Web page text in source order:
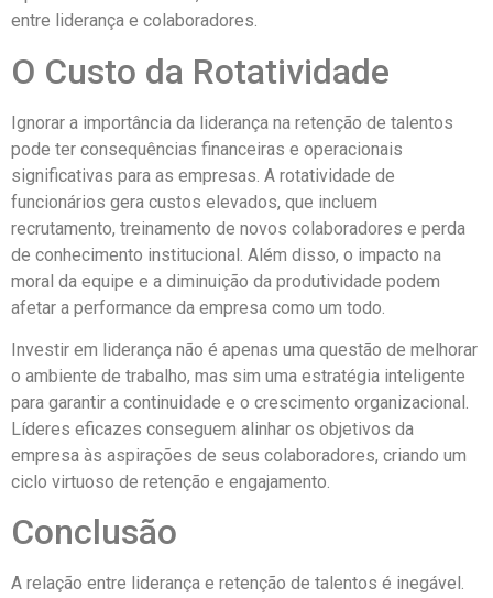
entre liderança e colaboradores.
O Custo da Rotatividade
Ignorar a importância da liderança na retenção de talentos
pode ter consequências financeiras e operacionais
significativas para as empresas. A rotatividade de
funcionários gera custos elevados, que incluem
recrutamento, treinamento de novos colaboradores e perda
de conhecimento institucional. Além disso, o impacto na
moral da equipe e a diminuição da produtividade podem
afetar a performance da empresa como um todo.
Investir em liderança não é apenas uma questão de melhorar
o ambiente de trabalho, mas sim uma estratégia inteligente
para garantir a continuidade e o crescimento organizacional.
Líderes eficazes conseguem alinhar os objetivos da
empresa às aspirações de seus colaboradores, criando um
ciclo virtuoso de retenção e engajamento.
Conclusão
A relação entre liderança e retenção de talentos é inegável.